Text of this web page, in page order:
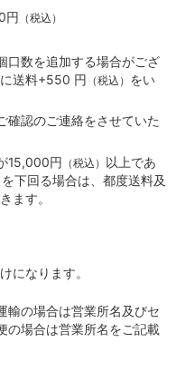
円 （税込）
口数を追加する場合がござ
送料+550 円 （税込） をい
確認のご連絡をさせていた
15,000円 （税込） 以上であ
を下回る場合は、都度送料及
ます。
になります。
輸の場合は営業所名及びセ
の場合は営業所名をご記載